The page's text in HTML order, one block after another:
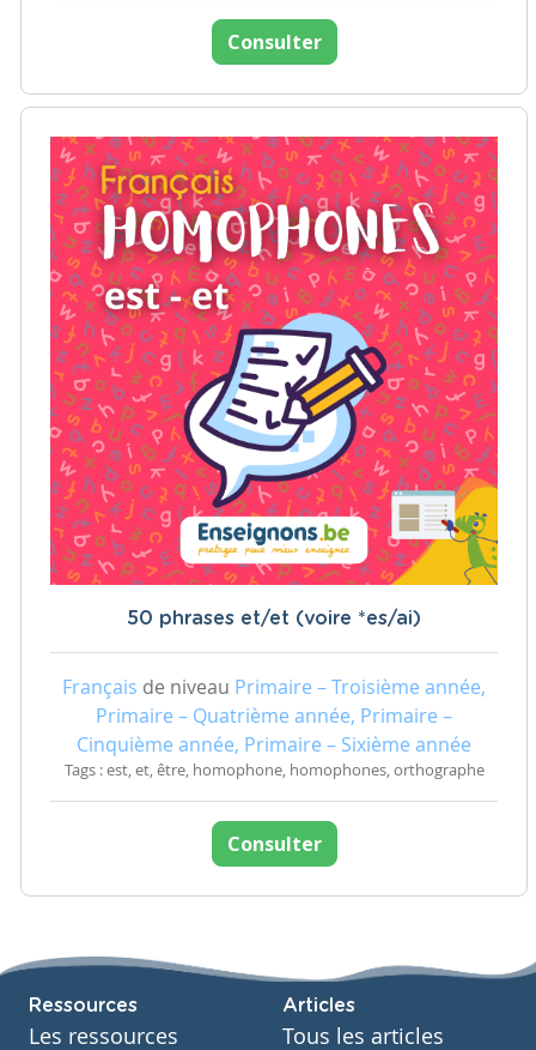
Consulter
50 phrases et/et (voire *es/ai)
Français de niveau Primaire – Troisième année,
Primaire – Quatrième année, Primaire –
Cinquième année, Primaire – Sixième année
Tags : est, et, être, homophone, homophones, orthographe
Consulter
Ressources
Les ressources
Articles
Tous les articles